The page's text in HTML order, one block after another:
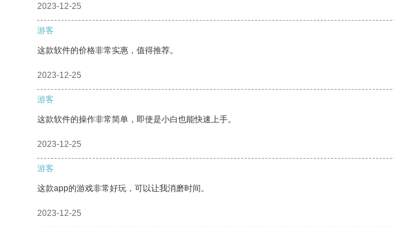
2023-12-25
游客
这款软件的价格非常实惠，值得推荐。
2023-12-25
游客
这款软件的操作非常简单，即使是小白也能快速上手。
2023-12-25
游客
这款app的游戏非常好玩，可以让我消磨时间。
2023-12-25